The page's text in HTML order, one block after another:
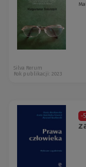
Silva Rerum
Rok publikacji: 2023
-